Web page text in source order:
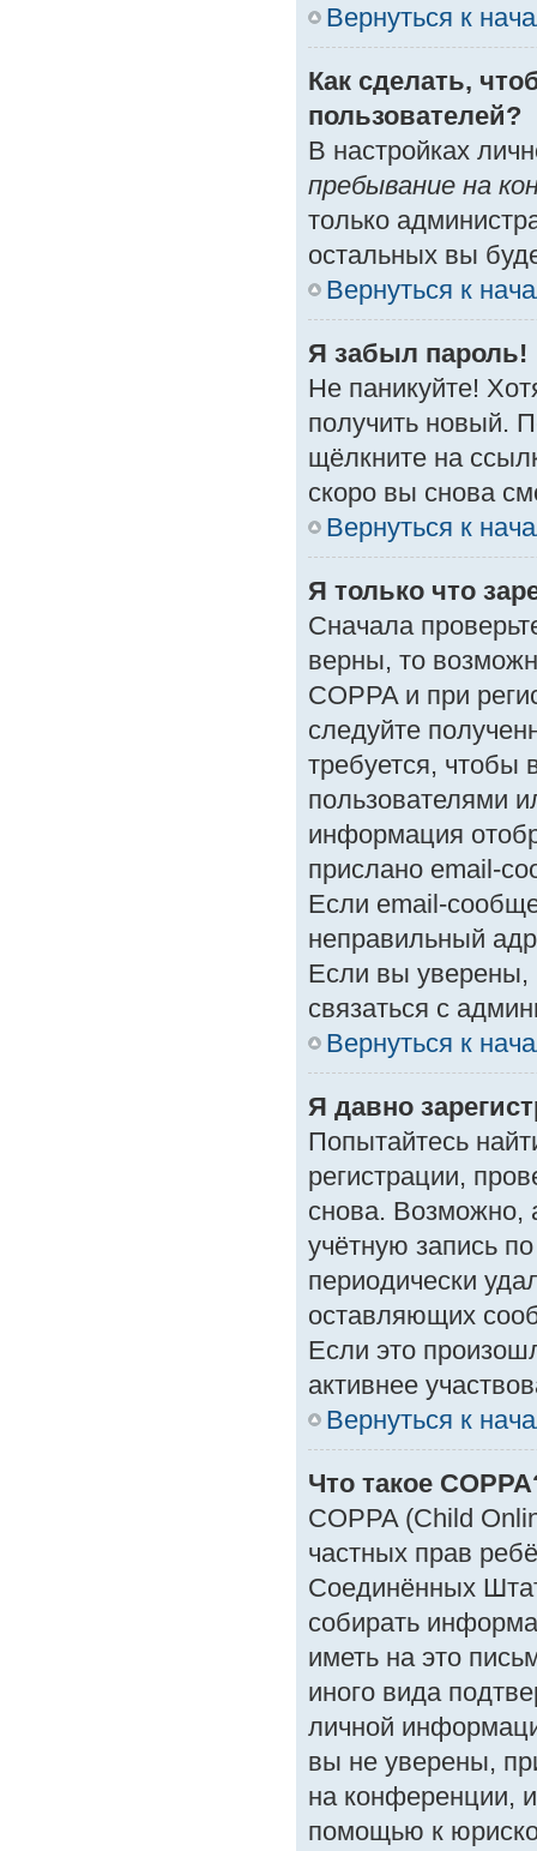
Вернуться к
Как сделать,
пользователей?
В настройках
пребывание на
только
остальных вы
Вернуться к
Я забыл пароль!
Не паникуйте!
получить новый.
щёлкните на
скоро вы снова
Вернуться к
Я только что
Сначала
верны, то
COPPA и при
следуйте
требуется, чтобы
пользователями
информация
прислано email-
Если email-
неправильный
Если вы уверены,
связаться с
Вернуться к
Я давно
Попытайтесь
регистрации,
снова. Возможно,
учётную запись
периодически
оставляющих
Если это
активнее
Вернуться к
Что такое
COPPA (Child
частных прав
Соединённых
собирать
иметь на это
иного вида
личной
вы не уверены,
на конференции,
помощью к